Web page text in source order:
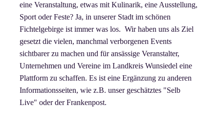
eine Veranstaltung, etwas mit Kulinarik, eine Ausstellung,
Sport oder Feste? Ja, in unserer Stadt im schönen
Fichtelgebirge ist immer was los. Wir haben uns als Ziel
gesetzt die vielen, manchmal verborgenen Events
sichtbarer zu machen und für ansässige Veranstalter,
Unternehmen und Vereine im Landkreis Wunsiedel eine
Plattform zu schaffen. Es ist eine Ergänzung zu anderen
Informationsseiten, wie z.B. unser geschätztes "Selb
Live" oder der Frankenpost.